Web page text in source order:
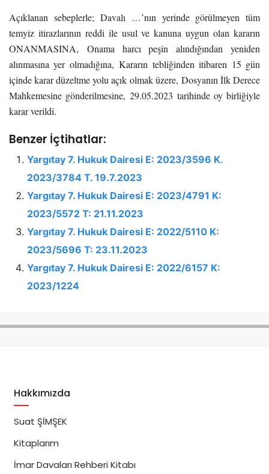
Açıklanan sebeplerle; Davalı …’nın yerinde görülmeyen tüm
temyiz itirazlarının reddi ile usul ve kanuna uygun olan kararın
ONANMASINA, Onama harcı peşin alındığından yeniden
alınmasına yer olmadığına, Kararın tebliğinden itibaren 15 gün
içinde karar düzeltme yolu açık olmak üzere, Dosyanın İlk Derece
Mahkemesine gönderilmesine, 29.05.2023 tarihinde oy birliğiyle
karar verildi.
Benzer İçtihatlar:
Yargıtay 7. Hukuk Dairesi E: 2023/3596 K.
2023/3784 T. 19.7.2023
Yargıtay 7. Hukuk Dairesi E: 2023/4791 K:
2023/5572 T: 21.11.2023
Yargıtay 7. Hukuk Dairesi E: 2022/5110 K:
2023/5696 T: 23.11.2023
Yargıtay 7. Hukuk Dairesi E: 2022/6157 K:
2023/1224
Hakkımızda
Suat ŞİMŞEK
Kitaplarım
İmar Davaları Rehberi Kitabı